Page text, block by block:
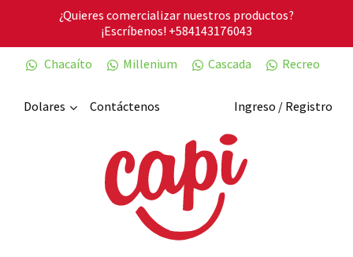
¿Quieres comercializar nuestros productos?
¡Escríbenos!+584143176043
Chacaíto
Millenium Cascada Recreo
Dolares Ingreso / Registro
Contáctenos